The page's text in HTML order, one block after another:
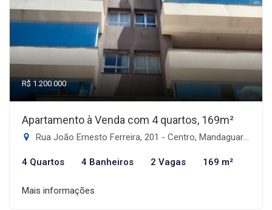
R$ 1.200.000
Apartamento à Venda com 4 quartos, 169m²
Rua João Ernesto Ferreira, 201 - Centro, Mandaguari-PR
4 Quartos 4 Banheiros 2 Vagas 169 m²
Mais informações